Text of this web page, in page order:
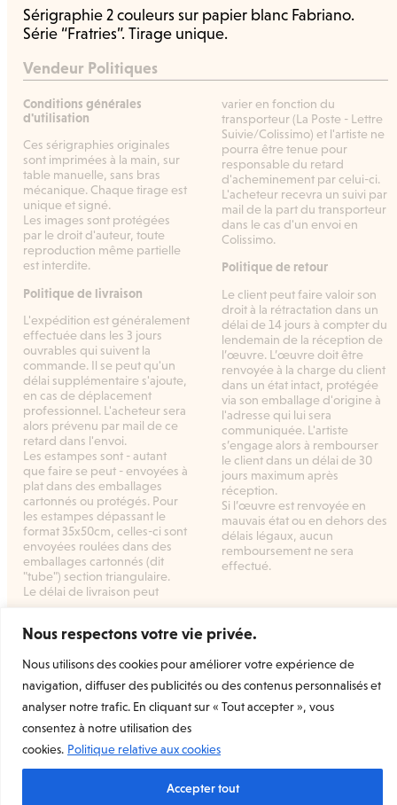
Nous respectons votre vie privée.
Nous utilisons des cookies pour améliorer votre expérience de
navigation, diffuser des publicités ou des contenus personnalisés et
analyser notre trafic. En cliquant sur « Tout accepter », vous
consentez à notre utilisation des
cookies. Politique relative aux cookies
Accepter tout
Sérigraphie 2 couleurs sur papier blanc Fabriano.
Série “Fratries”. Tirage unique.
Vendeur Politiques
Conditions générales
d'utilisation
Ces sérigraphies originales
sont imprimées à la main, sur
table manuelle, sans bras
mécanique. Chaque tirage est
unique et signé.
Les images sont protégées
par le droit d'auteur, toute
reproduction même partielle
est interdite.
Politique de livraison
L'expédition est généralement
effectuée dans les 3 jours
ouvrables qui suivent la
commande. Il se peut qu'un
délai supplémentaire s'ajoute,
en cas de déplacement
professionnel. L'acheteur sera
alors prévenu par mail de ce
retard dans l'envoi.
Les estampes sont - autant
que faire se peut - envoyées à
plat dans des emballages
cartonnés ou protégés. Pour
les estampes dépassant le
format 35x50cm, celles-ci sont
envoyées roulées dans des
emballages cartonnés (dit
"tube") section triangulaire.
Le délai de livraison peut
varier en fonction du
transporteur (La Poste - Lettre
Suivie/Colissimo) et l'artiste ne
pourra être tenue pour
responsable du retard
d'acheminement par celui-ci.
L'acheteur recevra un suivi par
mail de la part du transporteur
dans le cas d'un envoi en
Colissimo.
Politique de retour
Le client peut faire valoir son
droit à la rétractation dans un
délai de 14 jours à compter du
lendemain de la réception de
l’œuvre. L’œuvre doit être
renvoyée à la charge du client
dans un état intact, protégée
via son emballage d'origine à
l'adresse qui lui sera
communiquée. L'artiste
s’engage alors à rembourser
le client dans un délai de 30
jours maximum après
réception.
Si l’œuvre est renvoyée en
mauvais état ou en dehors des
délais légaux, aucun
remboursement ne sera
effectué.
Welcome Printsla marketplace dédiée à l’estampe
d’art originale et contemporaine.
Rejoignez-nous
Mentions légales
Conditions Générales de Vente
Conditions Générales d’utilisation